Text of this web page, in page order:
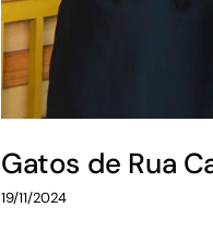
Gatos de Rua
19/11/2024